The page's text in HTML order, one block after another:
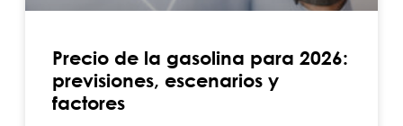
Precio de la gasolina para 2026:
previsiones, escenarios y
factores